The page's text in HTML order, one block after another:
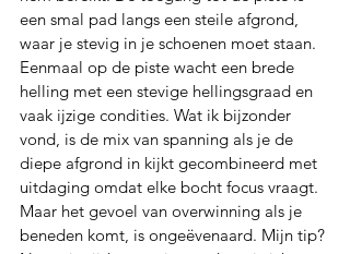
een smal pad langs een steile afgrond,
waar je stevig in je schoenen moet staan.
Eenmaal op de piste wacht een brede
helling met een stevige hellingsgraad en
vaak ijzige condities. Wat ik bijzonder
vond, is de mix van spanning als je de
diepe afgrond in kijkt gecombineerd met
uitdaging omdat elke bocht focus vraagt.
Maar het gevoel van overwinning als je
beneden komt, is ongeëvenaard. Mijn tip?